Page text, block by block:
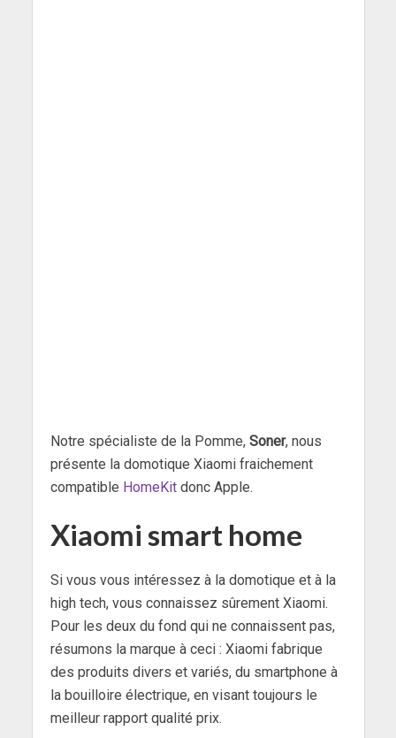
Notre spécialiste de la Pomme, Soner, nous
présente la domotique Xiaomi fraichement
compatible HomeKitdonc Apple.
Xiaomi smart home
Si vous vous intéressez à la domotique et à la
high tech, vous connaissez sûrement Xiaomi.
Pour les deux du fond qui ne connaissent pas,
résumons la marque à ceci : Xiaomi fabrique
des produits divers et variés, du smartphone à
la bouilloire électrique, en visant toujours le
meilleur rapport qualité prix.